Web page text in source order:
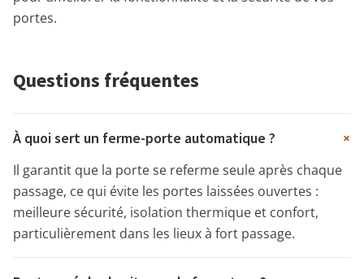
portes.
Questions fréquentes
À quoi sert un ferme-porte automatique ? +
Il garantit que la porte se referme seule après chaque
passage, ce qui évite les portes laissées ouvertes :
meilleure sécurité, isolation thermique et confort,
particulièrement dans les lieux à fort passage.